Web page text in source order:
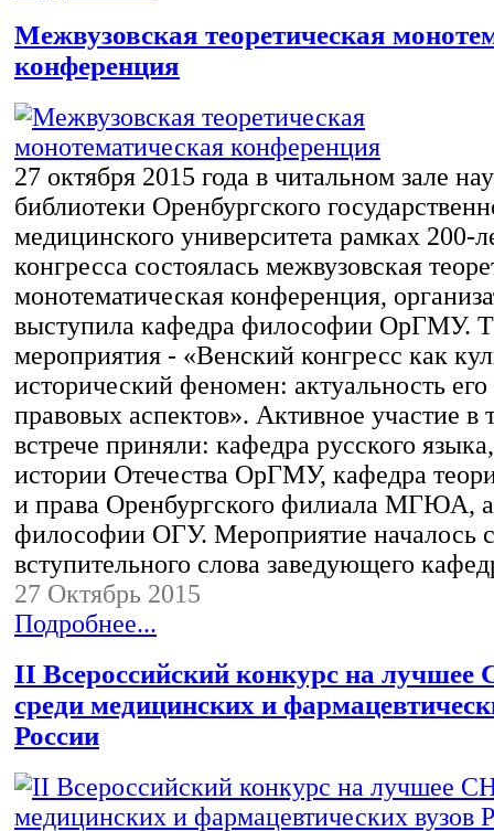
Межвузовская теоретическая
конференция
27 октября 2015 года в читальном зале
библиотеки Оренбургского
медицинского университета рамках 200-
конгресса состоялась межвузовская
монотематическая конференция,
выступила кафедра философии ОрГМУ.
мероприятия - «Венский конгресс как
исторический феномен: актуальность
правовых аспектов». Активное участие в
встрече приняли: кафедра русского
истории Отечества ОрГМУ, кафедра
и права Оренбургского филиала МГЮА,
философии ОГУ. Мероприятие началось
вступительного слова заведующего
27 Октябрь 2015
Подробнее...
II Всероссийский конкурс на
среди медицинских и
России